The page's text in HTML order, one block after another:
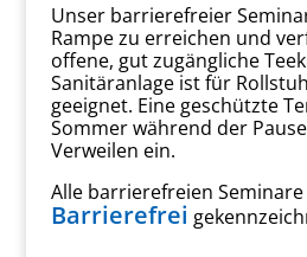
Unser barrierefreier
Rampe zu erreichen und
offene, gut zugängliche
Sanitäranlage ist für
geeignet. Eine geschützte
Sommer während der
Verweilen ein.
Alle barrierefreien Seminare
Barrierefrei